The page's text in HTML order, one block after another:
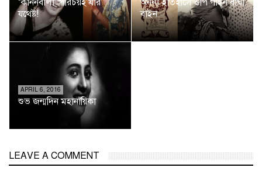
‘কাননবালা’ পরিচয়ই যার
যথেষ্ট!
অনন্য ইতিহাসে গুপি গাইন বাঘা
বাইন
APRIL 6, 2016
শুভ জন্মদিন মহানায়িকা
LEAVE A COMMENT